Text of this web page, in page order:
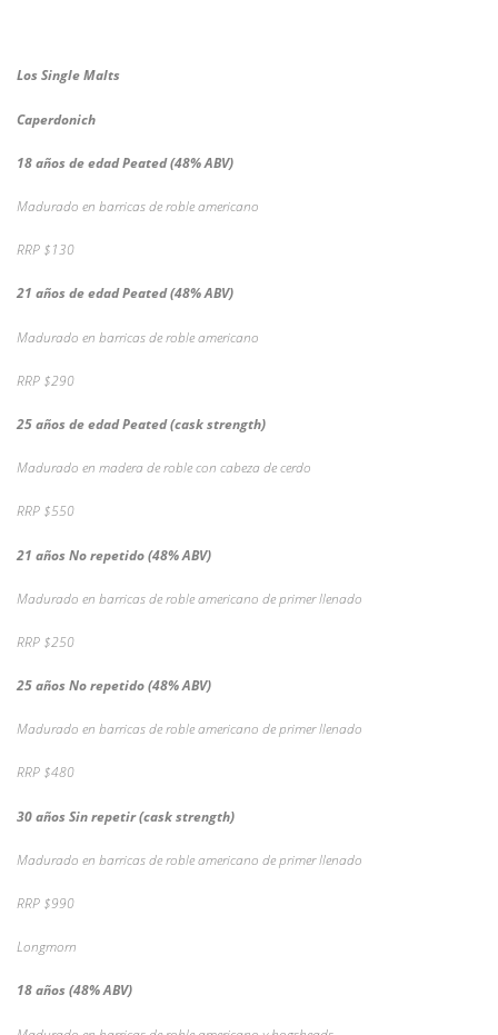
Los Single Malts
Caperdonich
18 años de edad Peated (48% ABV)
Madurado en barricas de roble americano
RRP $130
21 años de edad Peated (48% ABV)
Madurado en barricas de roble americano
RRP $290
25 años de edad Peated (cask strength)
Madurado en madera de roble con cabeza de cerdo
RRP $550
21 años No repetido (48% ABV)
Madurado en barricas de roble americano de primer llenado
RRP $250
25 años No repetido (48% ABV)
Madurado en barricas de roble americano de primer llenado
RRP $480
30 años Sin repetir (cask strength)
Madurado en barricas de roble americano de primer llenado
RRP $990
Longmorn
18 años (48% ABV)